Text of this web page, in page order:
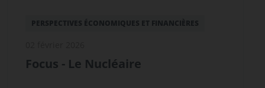
PERSPECTIVES ÉCONOMIQUES ET FINANCIÈRES
Focus - Le Nucléaire